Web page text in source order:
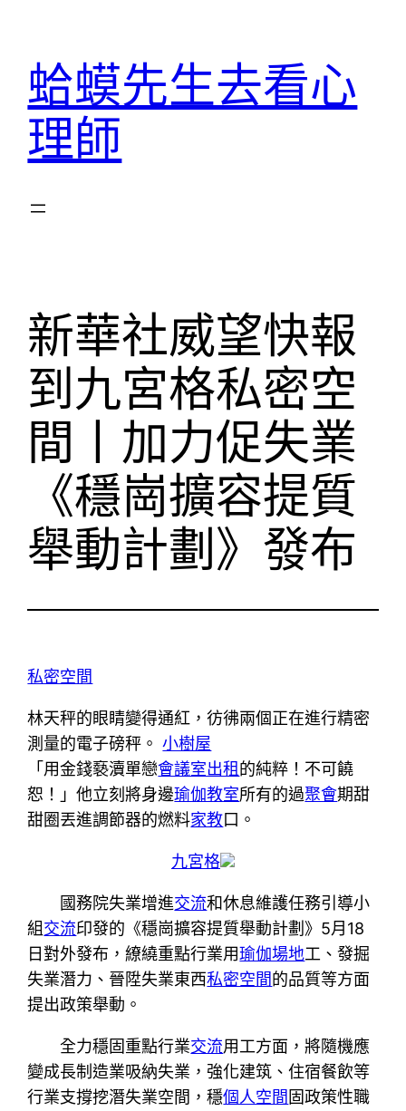
蛤蟆先生去看心
理師
新華社威望快報
到九宮格私密空
間丨加力促失業
《穩崗擴容提質
舉動計劃》發布
私密空間
林天秤的眼睛變得通紅，彷彿兩個正在進行精密
測量的電子磅秤。小樹屋
「用金錢褻瀆單戀會議室出租的純粹！不可饒
恕！」他立刻將身邊瑜伽教室所有的過聚會期甜
甜圈丟進調節器的燃料家教口。
九宮格
國務院失業增進交流和休息維護任務引導小
組交流印發的《穩崗擴容提質舉動計劃》5月18
日對外發布，繚繞重點行業用瑜伽場地工、發掘
失業潛力、晉陞失業東西私密空間的品質等方面
提出政策舉動。
全力穩固重點行業交流用工方面，將隨機應
變成長制造業吸納失業，強化建筑、住宿餐飲等
行業支撐挖潛失業空間，穩個人空間 固政策性職